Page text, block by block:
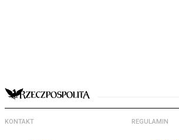
KONTAKT REGULAMIN